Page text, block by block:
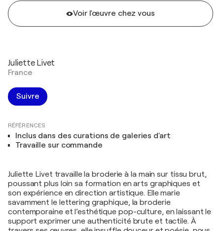
Voir l'œuvre chez vous
Juliette Livet
France
Suivre
RÉFÉRENCES
Inclus dans des curations de galeries d'art
Travaille sur commande
Juliette Livet travaille la broderie à la main sur tissu brut,
poussant plus loin sa formation en arts graphiques et
son expérience en direction artistique. Elle marie
savamment le lettering graphique, la broderie
contemporaine et l’esthétique pop-culture, en laissant le
support exprimer une authenticité brute et tactile. À